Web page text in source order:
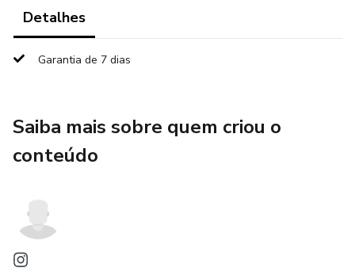
Detalhes
Garantia de 7 dias
Saiba mais sobre quem criou o
conteúdo